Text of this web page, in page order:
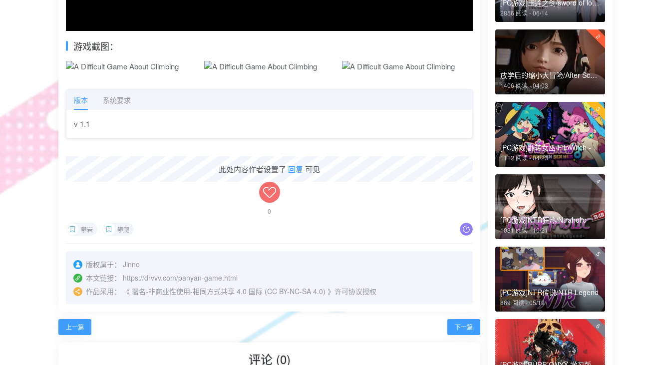
游戏截图：
版本 系统要求
v 1.1
此处内容作者设置了 回复 可见
0
攀岩 攀爬
版权属于：
Jinno
本文链接：
https://drvvv.com/panyan-game.html
作品采用：
《 署名-非商业性使用-相同方式共享 4.0 国际 (CC BY-NC-SA 4.0) 》许可协议授权
上一篇 下一篇
评论 (0)
[PC游戏]玉莲之剑/sword of lotus
2856 阅读 - 06/14
2
放学后的缩小大冒险/After School Shrinking Adventure
1406 阅读 - 04/03
3
[PC游戏]翻转女巫/FlipWitch - Forbidden Sex Hex
1112 阅读 - 04/23
4
[PC游戏]NTR狂热/Ntraholic
1031 阅读 - 10/21
5
[PC游戏]NTR传说/NTR Legend
869 阅读 - 05/19
6